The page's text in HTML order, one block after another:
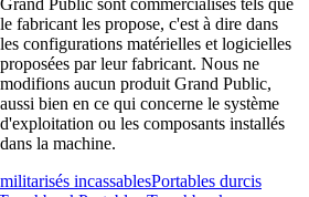
Grand Public sont commercialisés tels que
le fabricant les propose, c'est à dire dans
les configurations matérielles et logicielles
proposées par leur fabricant. Nous ne
modifions aucun produit Grand Public,
aussi bien en ce qui concerne le système
d'exploitation ou les composants installés
dans la machine.
Portables durcis